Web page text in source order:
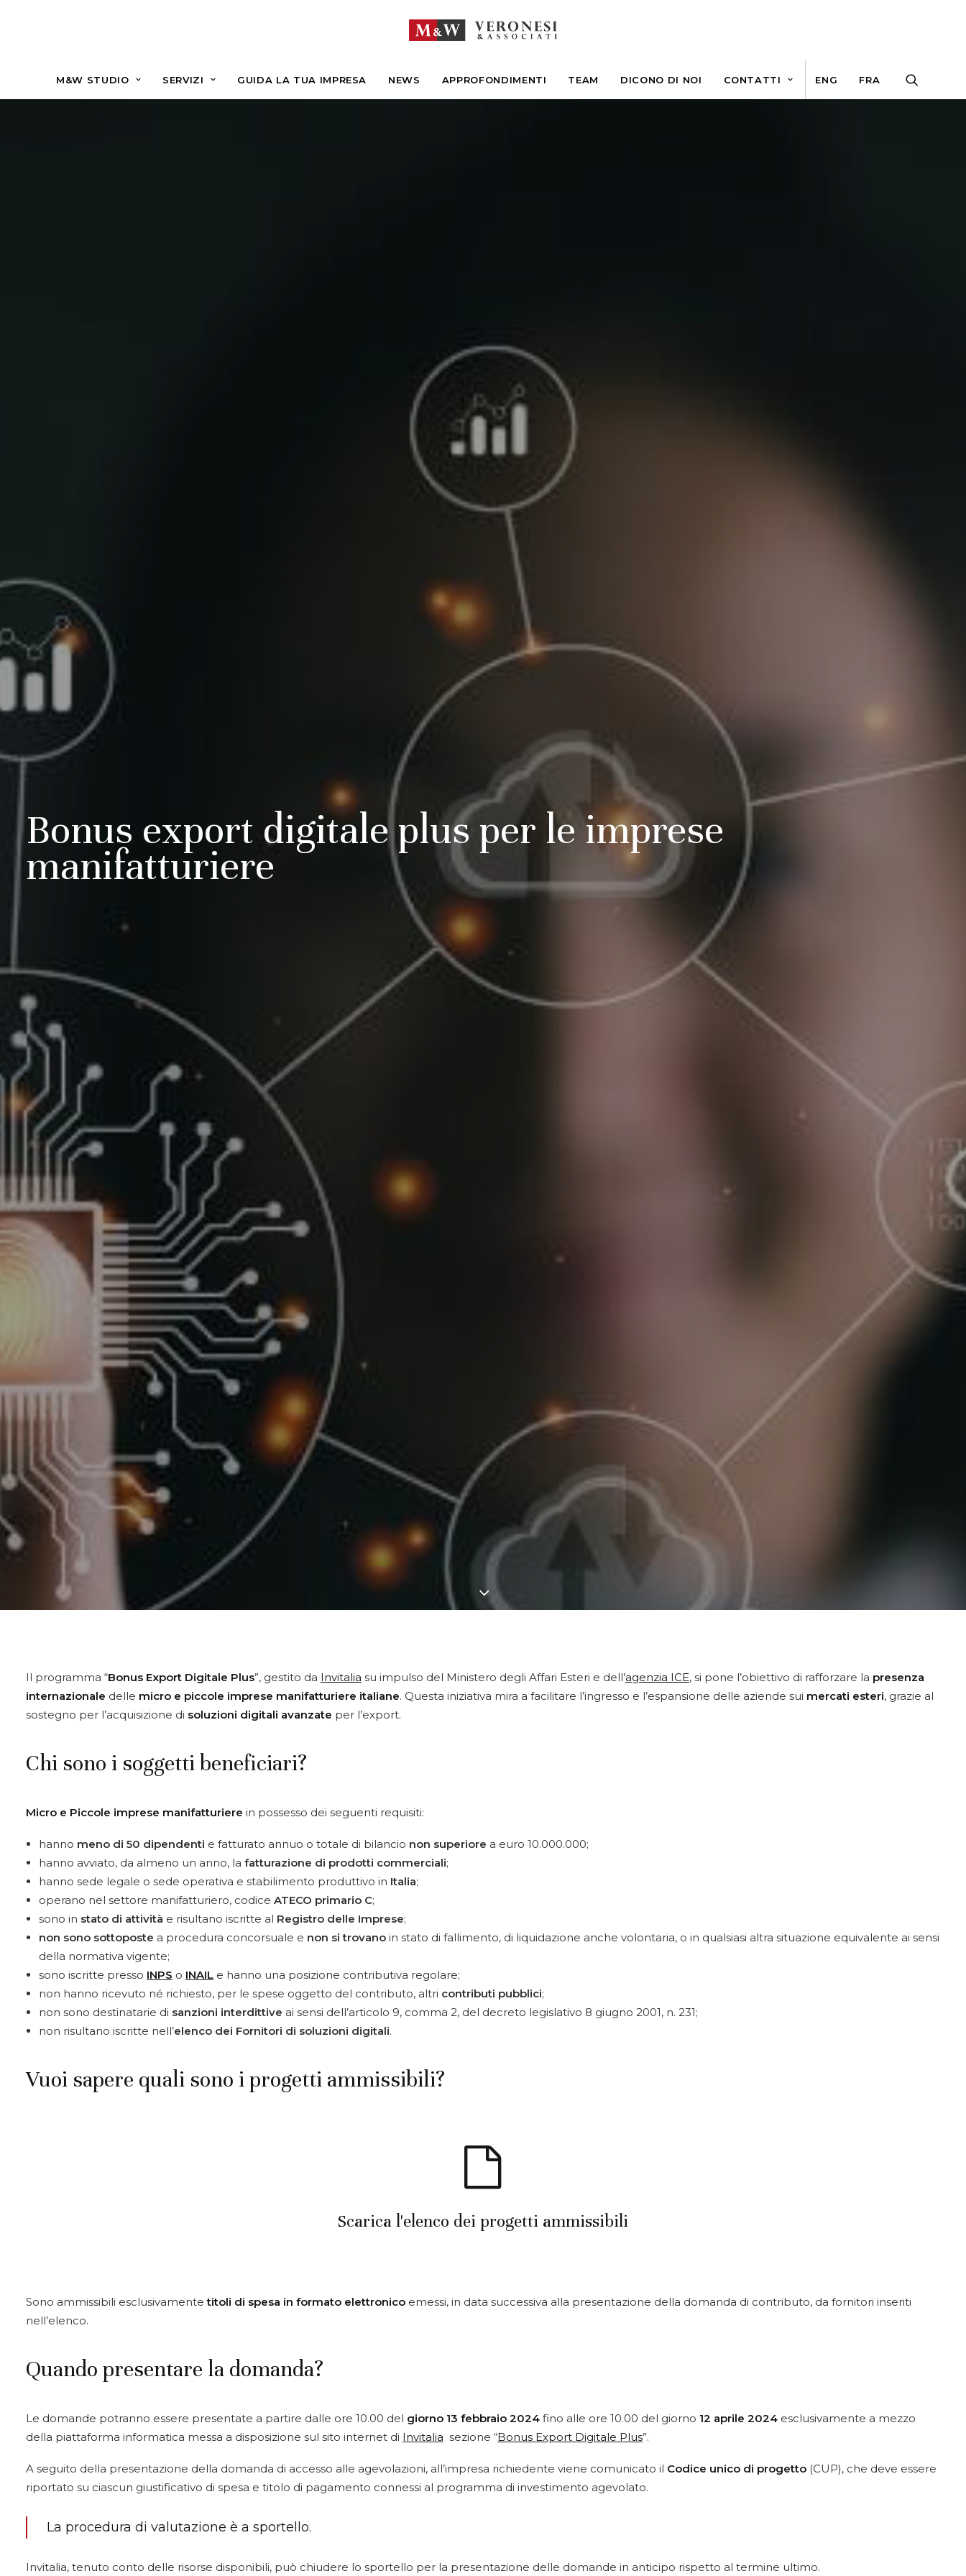
M&W STUDIO SERVIZI GUIDA LA TUA IMPRESA NEWS APPROFONDIMENTI TEAM DICONO DI NOI CONTATTI ENG FRA
Bonus export digitale plus per le imprese
manifatturiere
Il programma “Bonus Export Digitale Plus”, gestito da Invitalia su impulso del Ministero degli Affari Esteri e dell’agenzia ICE, si pone l’obiettivo di rafforzare la presenza
internazionale delle micro e piccole imprese manifatturiere italiane. Questa iniziativa mira a facilitare l’ingresso e l’espansione delle aziende sui mercati esteri, grazie al
sostegno per l’acquisizione di soluzioni digitali avanzate per l’export.
Chi sono i soggetti beneficiari?
Micro e Piccole imprese manifatturiere in possesso dei seguenti requisiti:
hanno meno di 50 dipendenti e fatturato annuo o totale di bilancio non superiore a euro 10.000.000;
hanno avviato, da almeno un anno, la fatturazione di prodotti commerciali;
hanno sede legale o sede operativa e stabilimento produttivo in Italia;
operano nel settore manifatturiero, codice ATECO primario C;
sono in stato di attività e risultano iscritte al Registro delle Imprese;
non sono sottoposte a procedura concorsuale e non si trovano in stato di fallimento, di liquidazione anche volontaria, o in qualsiasi altra situazione equivalente ai sensi
della normativa vigente;
sono iscritte presso INPS o INAIL e hanno una posizione contributiva regolare;
non hanno ricevuto né richiesto, per le spese oggetto del contributo, altri contributi pubblici;
non sono destinatarie di sanzioni interdittive ai sensi dell’articolo 9, comma 2, del decreto legislativo 8 giugno 2001, n. 231;
non risultano iscritte nell’elenco dei Fornitori di soluzioni digitali.
Vuoi sapere quali sono i progetti ammissibili?
Scarica l'elenco dei progetti ammissibili
Sono ammissibili esclusivamentetitoli di spesa in formato elettronico emessi, in data successiva alla presentazione della domanda di contributo, da fornitori inseriti
nell’elenco.
Quando presentare la domanda?
Le domande potranno essere presentate a partire dalle ore 10.00 del giorno 13 febbraio 2024 fino alle ore 10.00 del giorno 12 aprile 2024 esclusivamente a mezzo
della piattaforma informatica messa a disposizione sul sito internet di Invitalia sezione “Bonus Export Digitale Plus”.
A seguito della presentazione della domanda di accesso alle agevolazioni, all’impresa richiedente viene comunicato il Codice unico di progetto (CUP), che deve essere
riportato su ciascun giustificativo di spesa e titolo di pagamento connessi al programma di investimento agevolato.
La procedura di valutazione è a sportello.
Invitalia, tenuto conto delle risorse disponibili, può chiudere lo sportello per la presentazione delle domande in anticipo rispetto al termine ultimo.